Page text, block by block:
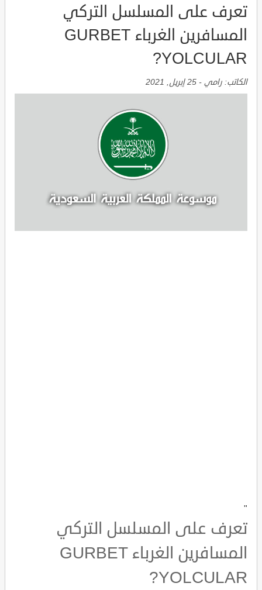
تعرف على المسلسل التركي
المسافرين الغرباء GURBET
YOLCULAR?
الكاتب: رامي - 25 إبريل, 2021
"
تعرف على المسلسل التركي
المسافرين الغرباء GURBET
YOLCULAR?